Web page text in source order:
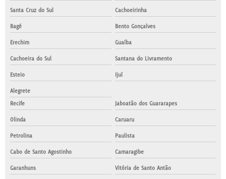
Santa Cruz do Sul Cachoeirinha
Bagé Bento Gonçalves
Erechim Guaíba
Cachoeira do Sul Santana do Livramento
Esteio Ijuí
Alegrete
Recife
Jaboatão dos Guararapes
Olinda Caruaru
Petrolina Paulista
Cabo de Santo Agostinho Camaragibe
Garanhuns Vitória de Santo Antão